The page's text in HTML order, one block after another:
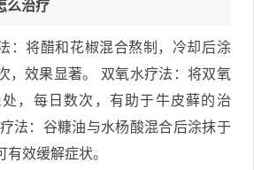
么治疗
：将醋和花椒混合熬制，冷却后涂
，效果显著。 双氧水疗法：将双氧
，每日数次，有助于牛皮藓的治
法：谷糠油与水杨酸混合后涂抹于
有效缓解症状。